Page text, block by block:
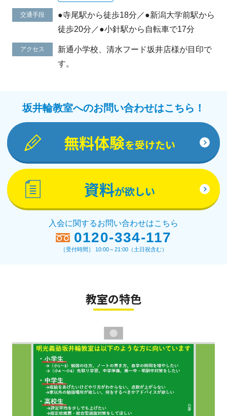
交通手段
●寺尾駅から徒歩18分／●新潟大学前駅から
徒歩20分／●小針駅から自転車で17分
アクセス
新通小学校、清水フード坂井店様が目印で
す。
坂井輪教室へのお問い合わせはこちら！
無料体験を受けたい
資料が欲しい
入会に関するお問い合わせはこちら
0120-334-117
［受付時間］ 10:00～21:00（土日祝含む）
教室の特色